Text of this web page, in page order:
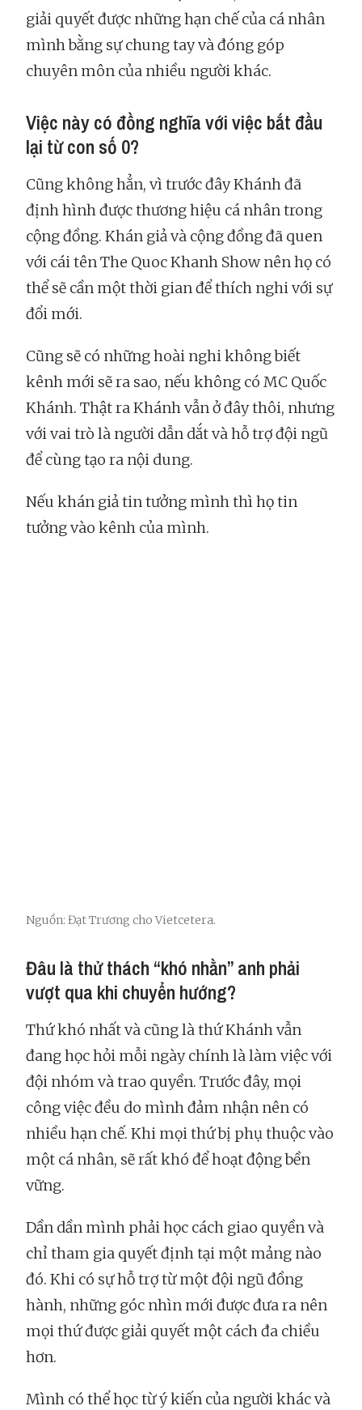
giải quyết được những hạn chế của cá nhân
mình bằng sự chung tay và đóng góp
chuyên môn của nhiều người khác.
Việc này có đồng nghĩa với việc bắt đầu
lại từ con số 0?
Cũng không hẳn, vì trước đây Khánh đã
định hình được thương hiệu cá nhân trong
cộng đồng. Khán giả và cộng đồng đã quen
với cái tên The Quoc Khanh Show nên họ có
thể sẽ cần một thời gian để thích nghi với sự
đổi mới.
Cũng sẽ có những hoài nghi không biết
kênh mới sẽ ra sao, nếu không có MC Quốc
Khánh. Thật ra Khánh vẫn ở đây thôi, nhưng
với vai trò là người dẫn dắt và hỗ trợ đội ngũ
để cùng tạo ra nội dung.
Nếu khán giả tin tưởng mình thì họ tin
tưởng vào kênh của mình.
Nguồn: Đạt Trương cho Vietcetera.
Đâu là thử thách “khó nhằn” anh phải
vượt qua khi chuyển hướng?
Thứ khó nhất và cũng là thứ Khánh vẫn
đang học hỏi mỗi ngày chính là làm việc với
đội nhóm và trao quyền. Trước đây, mọi
công việc đều do mình đảm nhận nên có
nhiều hạn chế. Khi mọi thứ bị phụ thuộc vào
một cá nhân, sẽ rất khó để hoạt động bền
vững.
Dần dần mình phải học cách giao quyền và
chỉ tham gia quyết định tại một mảng nào
đó. Khi có sự hỗ trợ từ một đội ngũ đồng
hành, những góc nhìn mới được đưa ra nên
mọi thứ được giải quyết một cách đa chiều
hơn.
Mình có thể học từ ý kiến của người khác và